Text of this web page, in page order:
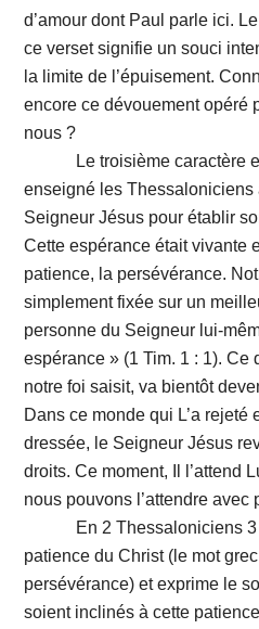
d’amour dont Paul parle ici.
ce verset signifie un souci
la limite de l’épuisement.
encore ce dévouement opéré
nous ?
Le troisième caractère
enseigné les Thessaloniciens
Seigneur Jésus pour établir
Cette espérance était vivante
patience, la persévérance.
simplement fixée sur un
personne du Seigneur lui-
espérance » (1 Tim. 1 : 1). Ce
notre foi saisit, va bientôt
Dans ce monde qui L’a rejeté
dressée, le Seigneur Jésus
droits. Ce moment, Il l’attend
nous pouvons l’attendre avec
En 2 Thessaloniciens 3 :
patience du Christ (le mot
persévérance) et exprime le
soient inclinés à cette